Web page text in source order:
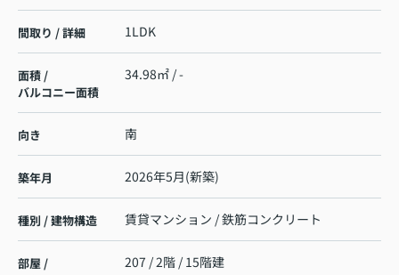
間取り / 詳細 1LDK
面積 /
バルコニー面積
34.98㎡ / -
向き 南
築年月 2026年5月(新築)
種別 / 建物構造 賃貸マンション / 鉄筋コンクリート
部屋 /
207 / 2階 / 15階建